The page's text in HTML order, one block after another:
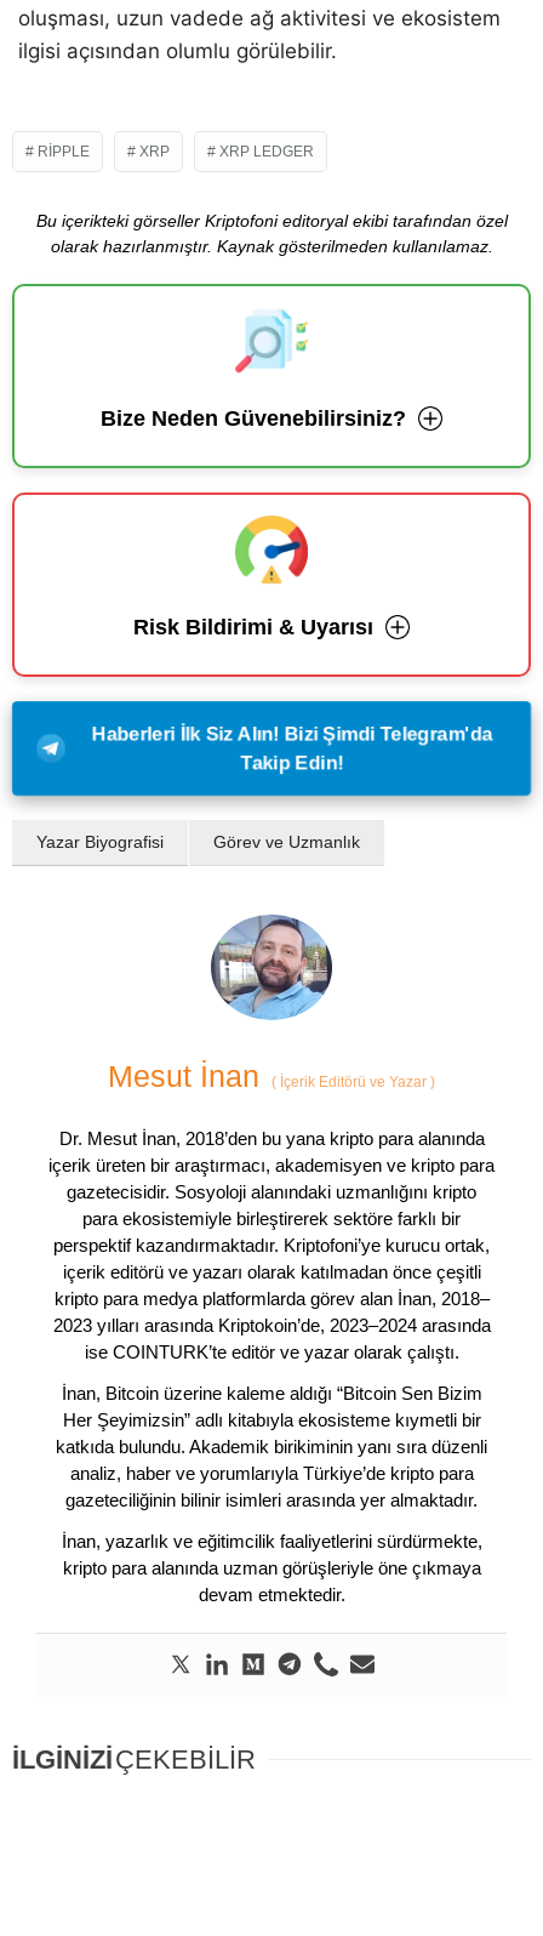
oluşması, uzun vadede ağ aktivitesi ve ekosistem
ilgisi açısından olumlu görülebilir.
RIPPLE XRP XRP LEDGER
Bu içerikteki görseller Kriptofoni editoryal ekibi tarafından özel
olarak hazırlanmıştır. Kaynak gösterilmeden kullanılamaz.
Bize Neden Güvenebilirsiniz?
Risk Bildirimi & Uyarısı
Haberleri İlk Siz Alın! Bizi Şimdi Telegram'da
Takip Edin!
Yazar Biyografisi Görev ve Uzmanlık
Mesut İnan ( İçerik Editörü ve Yazar )
Dr. Mesut İnan, 2018’den bu yana kripto para alanında
içerik üreten bir araştırmacı, akademisyen ve kripto para
gazetecisidir. Sosyoloji alanındaki uzmanlığını kripto
para ekosistemiyle birleştirerek sektöre farklı bir
perspektif kazandırmaktadır. Kriptofoni’ye kurucu ortak,
içerik editörü ve yazarı olarak katılmadan önce çeşitli
kripto para medya platformlarda görev alan İnan, 2018–
2023 yılları arasında Kriptokoin’de, 2023–2024 arasında
ise COINTURK’te editör ve yazar olarak çalıştı.
İnan, Bitcoin üzerine kaleme aldığı “Bitcoin Sen Bizim
Her Şeyimizsin” adlı kitabıyla ekosisteme kıymetli bir
katkıda bulundu. Akademik birikiminin yanı sıra düzenli
analiz, haber ve yorumlarıyla Türkiye’de kripto para
gazeteciliğinin bilinir isimleri arasında yer almaktadır.
İnan, yazarlık ve eğitimcilik faaliyetlerini sürdürmekte,
kripto para alanında uzman görüşleriyle öne çıkmaya
devam etmektedir.
İLGİNİZİÇEKEBİLİR